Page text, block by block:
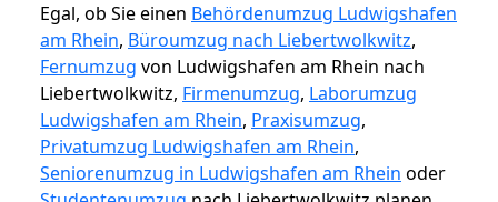
Egal, ob Sie einen Behördenumzug Ludwigshafen
am Rhein, Büroumzug nach Liebertwolkwitz,
Fernumzug von Ludwigshafen am Rhein nach
Liebertwolkwitz, Firmenumzug, Laborumzug
Ludwigshafen am Rhein, Praxisumzug,
Privatumzug Ludwigshafen am Rhein,
Seniorenumzug in Ludwigshafen am Rhein oder